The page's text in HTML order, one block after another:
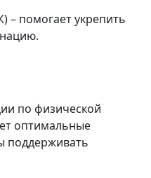
– помогает укрепить
по физической
оптимальные
поддерживать